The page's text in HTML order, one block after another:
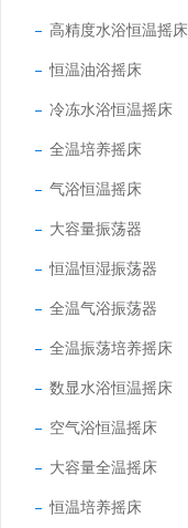
高精度水浴恒温摇床
恒温油浴摇床
冷冻水浴恒温摇床
全温培养摇床
气浴恒温摇床
大容量振荡器
恒温恒湿振荡器
全温气浴振荡器
全温振荡培养摇床
数显水浴恒温摇床
空气浴恒温摇床
大容量全温摇床
恒温培养摇床